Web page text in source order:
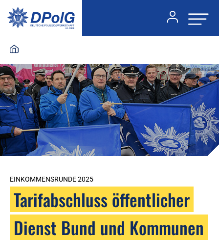
Foto:Foto: Windmüller
EINKOMMENSRUNDE 2025
Tarifabschluss öffentlicher
Dienst Bund und Kommunen